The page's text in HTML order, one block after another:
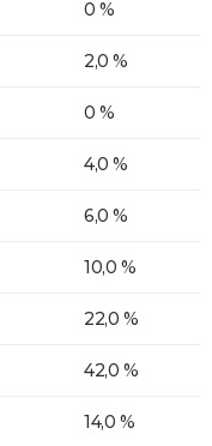
0 %
2,0 %
0 %
4,0 %
6,0 %
10,0 %
22,0 %
42,0 %
14,0 %